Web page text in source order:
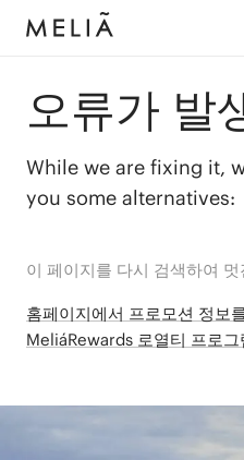
오류가 발
While we are fixing it,
you some alternatives:
이 페이지를 다시 검색하여
홈페이지에서 프로모션 정보
MeliáRewards 로열티 프로